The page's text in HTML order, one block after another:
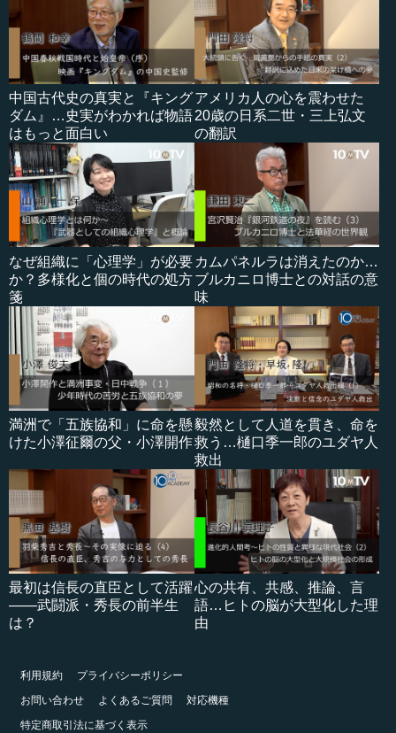
中国古代史の真実と『キング
ダム』…史実がわかれば物語
はもっと面白い
アメリカ人の心を震わせた
20歳の日系二世・三上弘文
の翻訳
なぜ組織に「心理学」が必要
か？多様化と個の時代の処方
箋
カムパネルラは消えたのか…
ブルカニロ博士との対話の意
味
満洲で「五族協和」に命を懸
けた小澤征爾の父・小澤開作
毅然として人道を貫き、命を
救う…樋口季一郎のユダヤ人
救出
最初は信長の直臣として活躍
――武闘派・秀長の前半生
は？
心の共有、共感、推論、言
語…ヒトの脳が大型化した理
由
利用規約
プライバシーポリシー
お問い合わせ
よくあるご質問
対応機種
特定商取引法に基づく表示